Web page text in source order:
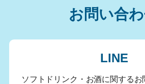
お問い合
LINE
ソフトドリンク・お酒に関する